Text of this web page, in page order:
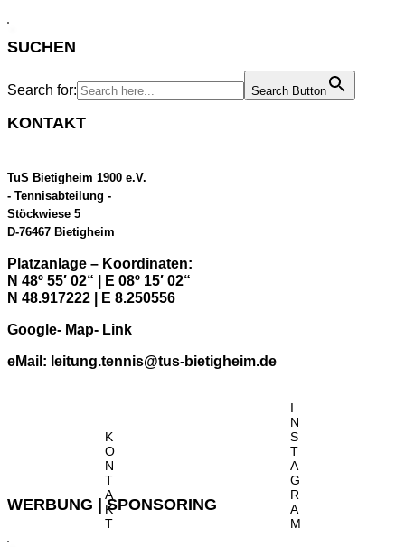
SUCHEN
Search for: Search Button
KONTAKT
TuS Bietigheim 1900 e.V.
- Tennisabteilung -
Stöckwiese 5
D-76467 Bietigheim
Platzanlage – Koordinaten:
N 48º 55′ 02“ | E 08º 15′ 02“
N 48.917222 | E 8.250556
Google- Map- Link
eMail: leitung.tennis@tus-bietigheim.de
K
O
N
T
A
K
T
I
N
S
T
A
G
R
A
M
WERBUNG | SPONSORING